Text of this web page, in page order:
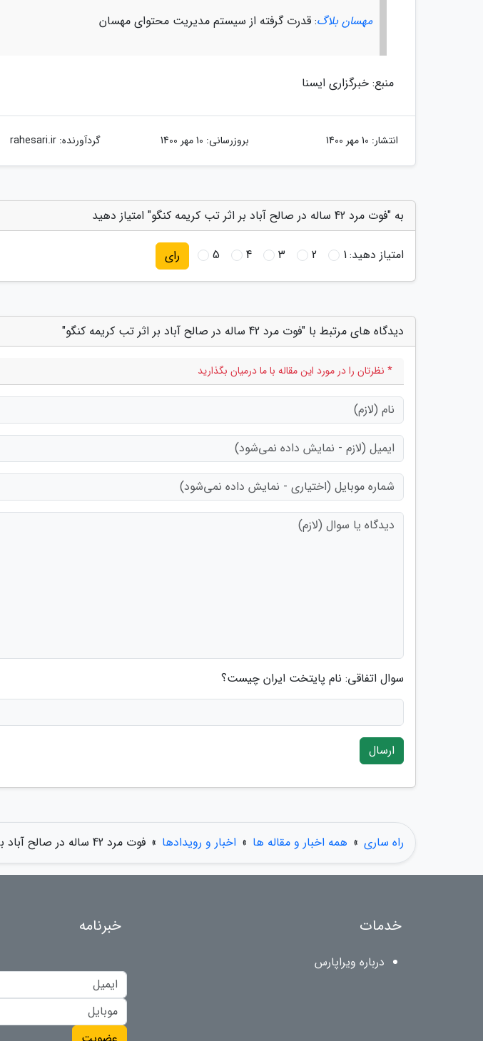
مهسان بلاگ: قدرت گرفته از سیستم مدیریت محتوای مهسان
منبع: خبرگزاری ایسنا
انتشار: 10 مهر 1400 بروزرسانی: 10 مهر 1400 گردآورنده:rahesari.ir
به "فوت مرد 42 ساله در صالح آباد بر اثر تب کریمه کنگو" امتیاز دهید
امتیاز دهید:1
2
3
4
5 رای
دیدگاه های مرتبط با "فوت مرد 42 ساله در صالح آباد بر اثر تب کریمه کنگو"
* نظرتان را در مورد این مقاله با ما درمیان بگذارید
سوال اتفاقی: نام پایتخت ایران چیست؟
ارسال
راه ساری » همه اخبار و مقاله ها » اخبار و رویدادها » فوت مرد 42 ساله در صالح آباد بر اثر تب کریمه کنگو
خدمات
درباره ویراپارس
خبرنامه